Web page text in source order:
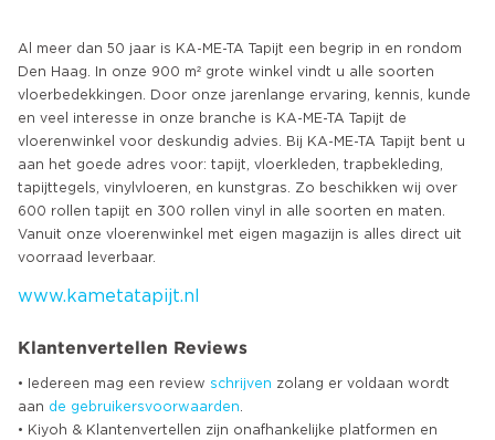
Al meer dan 50 jaar is KA-ME-TA Tapijt een begrip in en rondom
Den Haag. In onze 900 m² grote winkel vindt u alle soorten
vloerbedekkingen. Door onze jarenlange ervaring, kennis, kunde
en veel interesse in onze branche is KA-ME-TA Tapijt de
vloerenwinkel voor deskundig advies. Bij KA-ME-TA Tapijt bent u
aan het goede adres voor: tapijt, vloerkleden, trapbekleding,
tapijttegels, vinylvloeren, en kunstgras. Zo beschikken wij over
600 rollen tapijt en 300 rollen vinyl in alle soorten en maten.
Vanuit onze vloerenwinkel met eigen magazijn is alles direct uit
www.kametatapijt.nl
Klantenvertellen Reviews
• Iedereen mag een review schrijven zolang er voldaan wordt
aan de gebruikersvoorwaarden
• Kiyoh & Klantenvertellen zijn onafhankelijke platformen en